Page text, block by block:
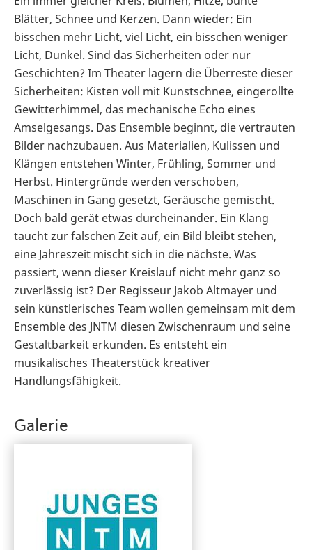
Blätter, Schnee und Kerzen. Dann wieder: Ein
bisschen mehr Licht, viel Licht, ein bisschen weniger
Licht, Dunkel. Sind das Sicherheiten oder nur
Geschichten? Im Theater lagern die Überreste dieser
Sicherheiten: Kisten voll mit Kunstschnee, eingerollte
Gewitterhimmel, das mechanische Echo eines
Amselgesangs. Das Ensemble beginnt, die vertrauten
Bilder nachzubauen. Aus Materialien, Kulissen und
Klängen entstehen Winter, Frühling, Sommer und
Herbst. Hintergründe werden verschoben,
Maschinen in Gang gesetzt, Geräusche gemischt.
Doch bald gerät etwas durcheinander. Ein Klang
taucht zur falschen Zeit auf, ein Bild bleibt stehen,
eine Jahreszeit mischt sich in die nächste. Was
passiert, wenn dieser Kreislauf nicht mehr ganz so
zuverlässig ist? Der Regisseur Jakob Altmayer und
sein künstlerisches Team wollen gemeinsam mit dem
Ensemble des JNTM diesen Zwischenraum und seine
Gestaltbarkeit erkunden. Es entsteht ein
musikalisches Theaterstück kreativer
Handlungsfähigkeit.
Galerie